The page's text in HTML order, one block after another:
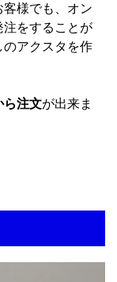
様でも、オン
をすることが
アクスタを作
ら注文が出来ま